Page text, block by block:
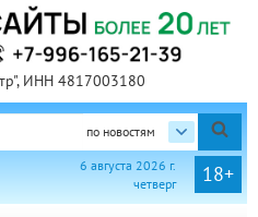
ИНН 4817003180
по новостям
18+
6 августа 2026 г.
четверг